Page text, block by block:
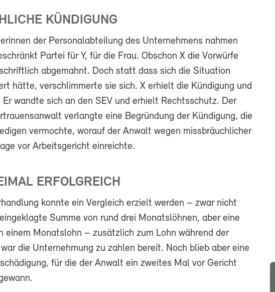
KÜNDIGUNG
der Personalabteilung des Unternehmens nahmen
Partei für Y, für die Frau. Obschon X die Vorwürfe
abgemahnt. Doch statt dass sich die Situation
hätte, verschlimmerte sie sich. X erhielt die Kündigung und
wandte sich an den SEV und erhielt Rechtsschutz. Der
verlangte eine Begründung der Kündigung, die
vermochte, worauf der Anwalt wegen missbräuchlicher
vor Arbeitsgericht einreichte.
ERFOLGREICH
konnte ein Vergleich erzielt werden – zwar nicht
Summe von rund drei Monatslöhnen, aber eine
einem Monatslohn – zusätzlich zum Lohn während der
die Unternehmung zu zahlen bereit. Noch blieb aber eine
für die der Anwalt ein zweites Mal vor Gericht